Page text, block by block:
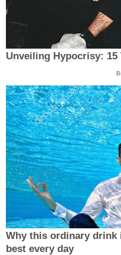
Unveiling Hypocrisy: 15
Why this ordinary drink
best every day